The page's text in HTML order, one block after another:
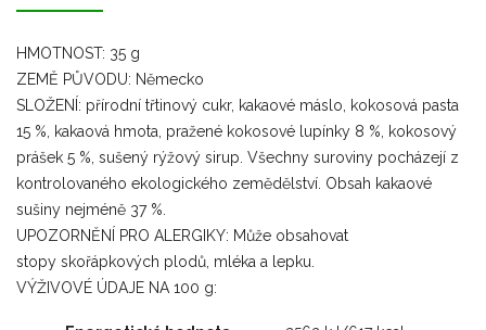
HMOTNOST: 35 g
ZEMĚ PŮVODU: Německo
SLOŽENÍ: přírodní třtinový cukr, kakaové máslo, kokosová pasta
15 %, kakaová hmota, pražené kokosové lupínky 8 %, kokosový
prášek 5 %, sušený rýžový sirup. Všechny suroviny pocházejí z
kontrolovaného ekologického zemědělství. Obsah kakaové
sušiny nejméně 37 %.
UPOZORNĚNÍ PRO ALERGIKY: Může obsahovat
stopy skořápkových plodů mléka a lepku
VÝŽIVOVÉ ÚDAJE NA 100 g: